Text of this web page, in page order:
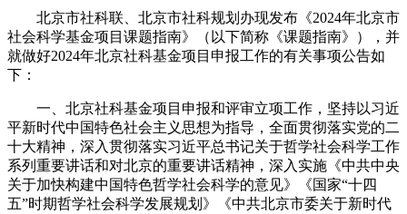
北京市社科联、北京市社科规划办现发布《2024年北京市
社会科学基金项目课题指南》（以下简称《课题指南》），并
就做好2024年北京社科基金项目申报工作的有关事项公告如
下：
一、北京社科基金项目申报和评审立项工作，坚持以习近
平新时代中国特色社会主义思想为指导，全面贯彻落实党的二
十大精神，深入贯彻落实习近平总书记关于哲学社会科学工作
系列重要讲话和对北京的重要讲话精神，深入实施《中共中央
关于加快构建中国特色哲学社会科学的意见》《国家“十四
五”时期哲学社会科学发展规划》《中共北京市委关于新时代